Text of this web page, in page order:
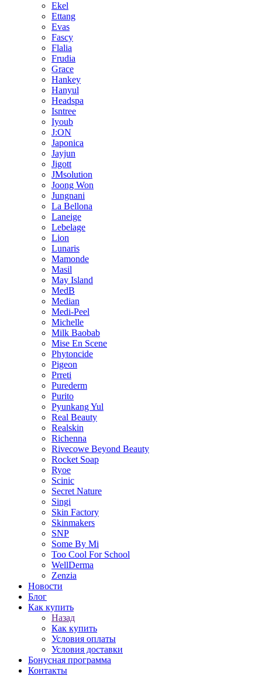
Ekel
Ettang
Evas
Fascy
Flalia
Frudia
Grace
Hankey
Hanyul
Headspa
Isntree
Iyoub
J:ON
Japonica
Jayjun
Jigott
JMsolution
Joong Won
Jungnani
La Bellona
Laneige
Lebelage
Lion
Lunaris
Mamonde
Masil
May Island
MedB
Median
Medi-Peel
Michelle
Milk Baobab
Mise En Scene
Phytoncide
Pigeon
Prreti
Purederm
Purito
Pyunkang Yul
Real Beauty
Realskin
Richenna
Rivecowe Beyond Beauty
Rocket Soap
Ryoe
Scinic
Secret Nature
Singi
Skin Factory
Skinmakers
SNP
Some By Mi
Too Cool For School
WellDerma
Zenzia
Новости
Блог
Как купить
Назад
Как купить
Условия оплаты
Условия доставки
Бонусная программа
Контакты